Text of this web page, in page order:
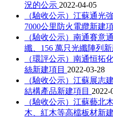
況的公示 2022-04-05
（驗收公示）江蘇通光
7000公里防火電纜新建
（驗收公示）南通賽意
纖、156 萬只光纖陣列新
（環評公示）南通恒拓
絲新建項目 2022-03-28
（驗收公示）江蘇展志
結構產品新建項目 2022-
（驗收公示）江蘇藝北
木、紅木等高檔板材新